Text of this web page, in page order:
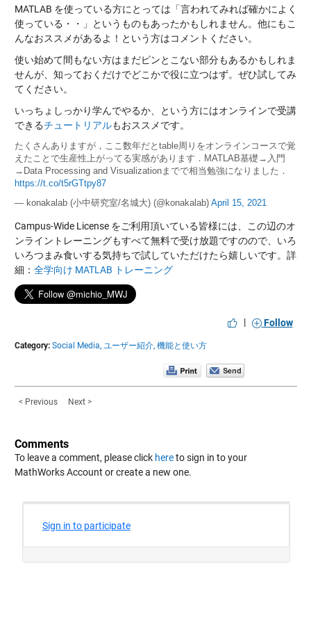
MATLAB を使っている方にとっては「言われてみれば確かによく
使っている・・」というものもあったかもしれません。他にもこ
んなおススメがあるよ！という方はコメントください。
使い始めて間もない方はまだピンとこない部分もあるかもしれま
せんが、知っておくだけでどこかで役に立つはず。ぜひ試してみ
てください。
いっちょしっかり学んでやるか、という方にはオンラインで受講
できるチュートリアルもおススメです。
たくさんありますが，ここ数年だとtable周りをオンラインコースで覚
えたことで生産性上がってる実感があります．MATLAB基礎→入門
→Data Processing and Visualizationまでで相当勉強になりました．
https://t.co/t5rGTtpy87
— konakalab (小中研究室/名城大) (@konakalab) April 15, 2021
Campus-Wide License をご利用頂いている皆様には、この辺のオ
ンライントレーニングもすべて無料で受け放題ですのので、いろ
いろつまみ食いする気持ちで試していただけたら嬉しいです。詳
細： 全学向け MATLAB トレーニング
| Follow
Category: Social Media, ユーザー紹介, 機能と使い方
< Previous Next >
Comments
To leave a comment, please click hereto sign in to your
MathWorks Account or create a new one.